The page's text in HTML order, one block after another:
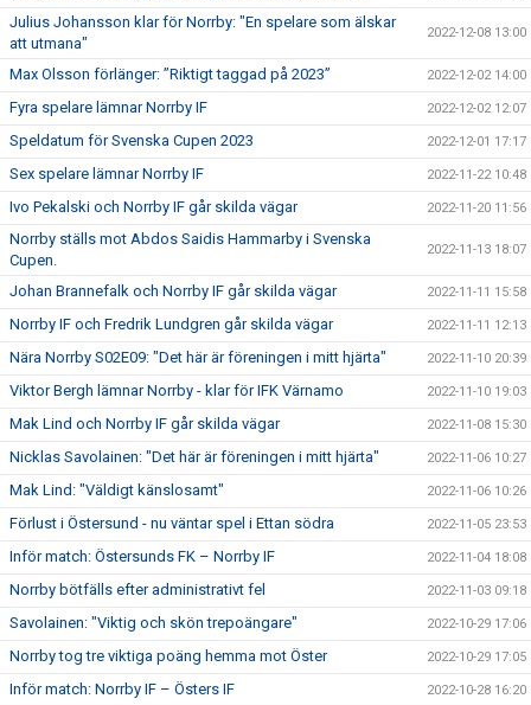
Julius Johansson klar för Norrby: "En spelare som älskar
att utmana"
2022-12-08 13:00
Max Olsson förlänger: ”Riktigt taggad på 2023” 2022-12-02 14:00
Fyra spelare lämnar Norrby IF 2022-12-02 12:07
Speldatum för Svenska Cupen 2023 2022-12-01 17:17
Sex spelare lämnar Norrby IF 2022-11-22 10:48
Ivo Pekalski och Norrby IF går skilda vägar 2022-11-20 11:56
Norrby ställs mot Abdos Saidis Hammarby i Svenska
Cupen.
2022-11-13 18:07
Johan Brannefalk och Norrby IF går skilda vägar 2022-11-11 15:58
Norrby IF och Fredrik Lundgren går skilda vägar 2022-11-11 12:13
Nära Norrby S02E09: "Det här är föreningen i mitt hjärta" 2022-11-10 20:39
Viktor Bergh lämnar Norrby - klar för IFK Värnamo 2022-11-10 19:03
Mak Lind och Norrby IF går skilda vägar 2022-11-08 15:30
Nicklas Savolainen: "Det här är föreningen i mitt hjärta" 2022-11-06 10:27
Mak Lind: "Väldigt känslosamt" 2022-11-06 10:26
Förlust i Östersund - nu väntar spel i Ettan södra 2022-11-05 23:53
Inför match: Östersunds FK – Norrby IF 2022-11-04 18:08
Norrby bötfälls efter administrativt fel 2022-11-03 09:18
Savolainen: "Viktig och skön trepoängare" 2022-10-29 17:06
Norrby tog tre viktiga poäng hemma mot Öster 2022-10-29 17:05
Inför match: Norrby IF – Östers IF 2022-10-28 16:20